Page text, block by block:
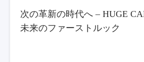
次の革新の時代へ – HUGE
未来のファーストルック